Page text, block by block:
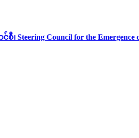
Council for the Emergence